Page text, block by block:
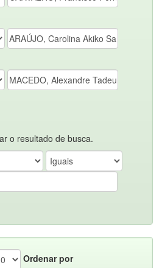
o resultado de busca.
Ordenar por